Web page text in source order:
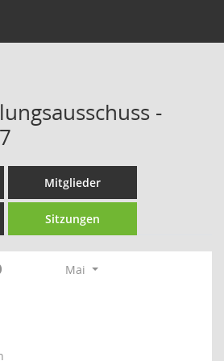
-
Mitglieder
Sitzungen
Mai